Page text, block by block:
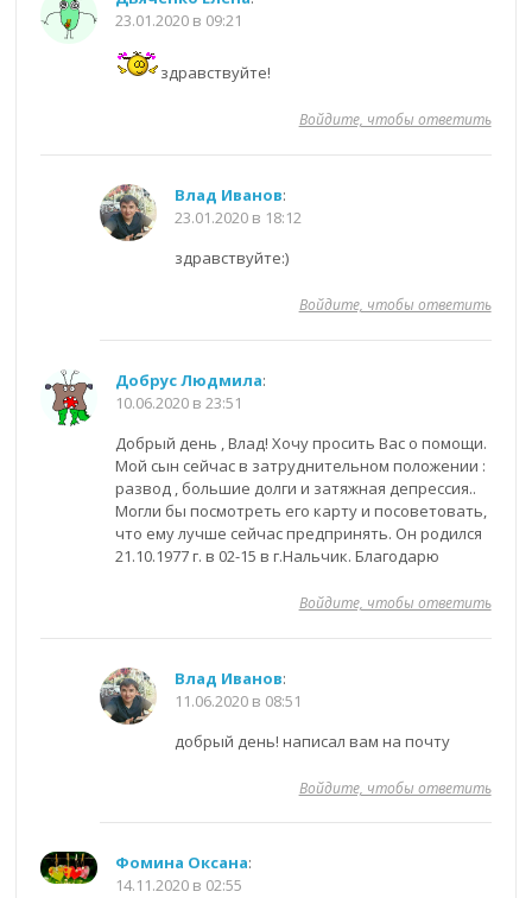
23.01.2020 в 09:21
здравствуйте!
Войдите, чтобы ответить
Влад Иванов:
23.01.2020 в 18:12
здравствуйте:)
Войдите, чтобы ответить
Добрус Людмила:
10.06.2020 в 23:51
Добрый день , Влад! Хочу просить Вас о помощи.
Мой сын сейчас в затруднительном положении :
развод , большие долги и затяжная депрессия..
Могли бы посмотреть его карту и посоветовать,
что ему лучше сейчас предпринять. Он родился
21.10.1977 г. в 02-15 в г.Нальчик. Благодарю
Войдите, чтобы ответить
Влад Иванов:
11.06.2020 в 08:51
добрый день! написал вам на почту
Войдите, чтобы ответить
Фомина Оксана:
14.11.2020 в 02:55